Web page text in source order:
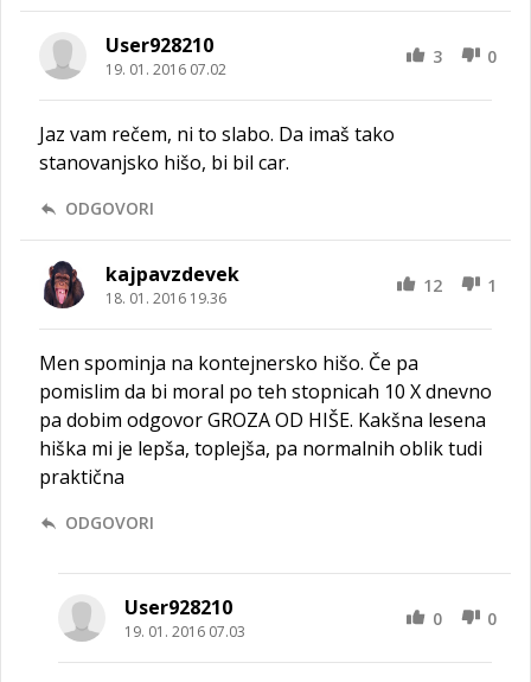
User928210
19. 01. 2016 07.02
3 0
Jaz vam rečem, ni to slabo. Da imaš tako
stanovanjsko hišo, bi bil car.
ODGOVORI
kajpavzdevek
18. 01. 2016 19.36
12 1
Men spominja na kontejnersko hišo. Če pa
pomislim da bi moral po teh stopnicah 10 X dnevno
pa dobim odgovor GROZA OD HIŠE. Kakšna lesena
hiška mi je lepša, toplejša, pa normalnih oblik tudi
praktična
ODGOVORI
User928210
19. 01. 2016 07.03
0 0